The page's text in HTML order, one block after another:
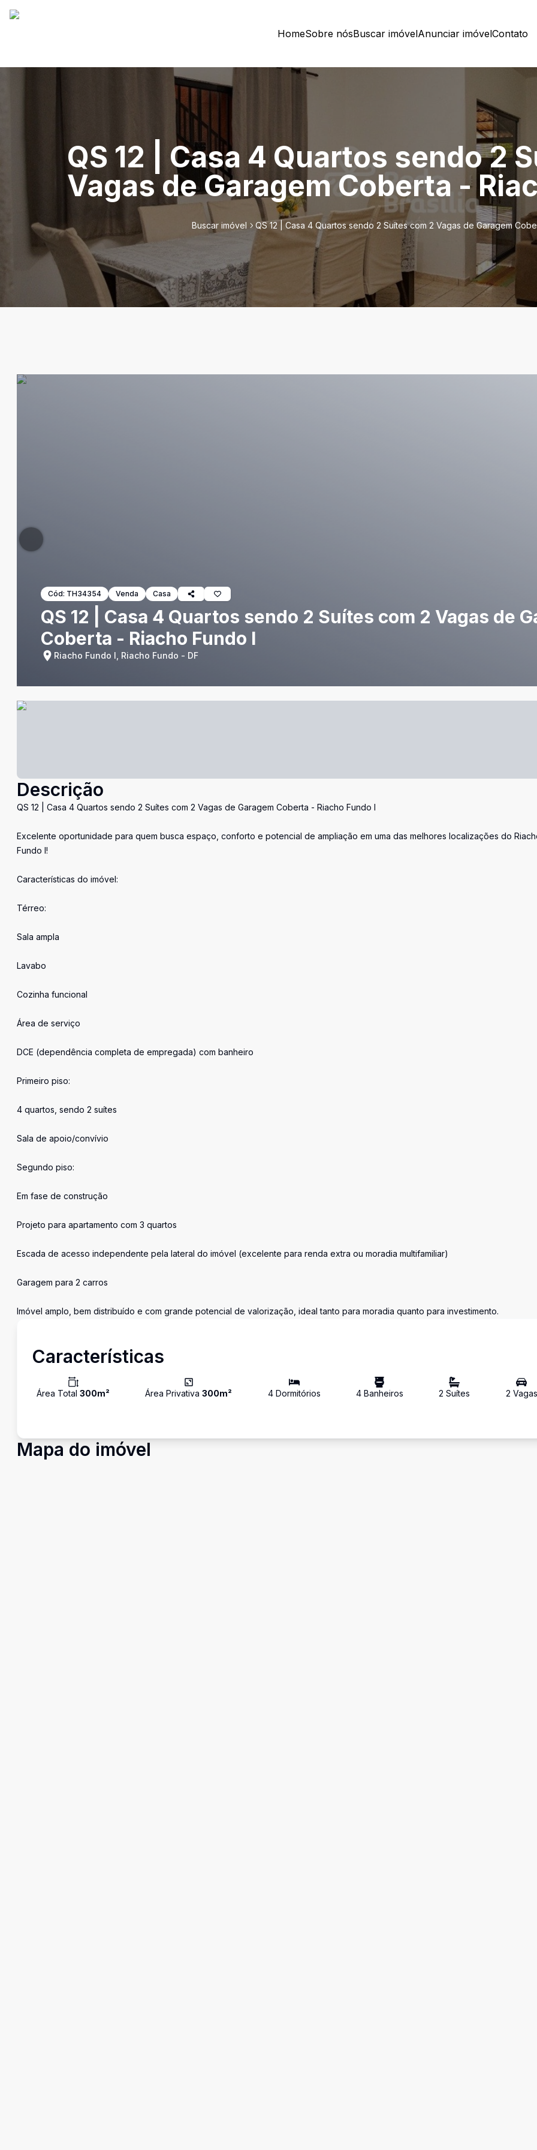
HomeSobre nósBuscar imóvelAnunciar imóvelContato
QS 12 | Casa 4 Quartos sendo 2
Vagas de Garagem Coberta -
Buscar imóvel QS 12 | Casa 4 Quartos sendo 2 Suítes com 2 Vagas de Garagem
Cód: TH34354 Venda Casa
QS 12 | Casa 4 Quartos sendo 2 Suítes com 2 Vagas de
Coberta - Riacho Fundo I
Riacho Fundo I, Riacho Fundo - DF
Descrição
QS 12 | Casa 4 Quartos sendo 2 Suítes com 2 Vagas de Garagem Coberta - Riacho Fundo I
Excelente oportunidade para quem busca espaço, conforto e potencial de ampliação em uma das melhores localizações do
Fundo I!
Características do imóvel:
Térreo:
Sala ampla
Lavabo
Cozinha funcional
Área de serviço
DCE (dependência completa de empregada) com banheiro
Primeiro piso:
4 quartos, sendo 2 suítes
Sala de apoio/convívio
Segundo piso:
Em fase de construção
Projeto para apartamento com 3 quartos
Escada de acesso independente pela lateral do imóvel (excelente para renda extra ou moradia multifamiliar)
Garagem para 2 carros
Imóvel amplo, bem distribuído e com grande potencial de valorização, ideal tanto para moradia quanto para investimento.
Características
Área Total 300m² Área Privativa300m² 4Dormitórios 4Banheiros 2 Suítes 2 Vagas
Mapa do imóvel